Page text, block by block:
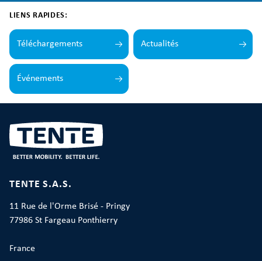
LIENS RAPIDES:
Téléchargements Actualités
Événements
TENTE S.A.S.
11 Rue de l'Orme Brisé - Pringy
77986 St Fargeau Ponthierry
France